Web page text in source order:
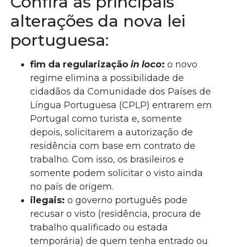
alterações da nova lei
portuguesa:
fim da regularização in loco: o novo
regime elimina a possibilidade de
cidadãos da Comunidade dos Países de
Língua Portuguesa (CPLP) entrarem em
Portugal como turista e, somente
depois, solicitarem a autorização de
residência com base em contrato de
trabalho. Com isso, os brasileiros e
somente podem solicitar o visto ainda
no país de origem.
ilegais: o governo português pode
recusar o visto (residência, procura de
trabalho qualificado ou estada
temporária) de quem tenha entrado ou